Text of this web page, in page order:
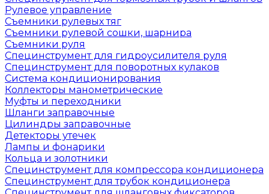
Рулевое управление
Съемники рулевых тяг
Съемники рулевой сошки, шарнира
Съемники руля
Специнструмент для гидроусилителя руля
Специнструмент для поворотных кулаков
Система кондиционирования
Коллекторы манометрические
Муфты и переходники
Шланги заправочные
Цилиндры заправочные
Детекторы утечек
Лампы и фонарики
Кольца и золотники
Специнструмент для компрессора кондиционера
Специнструмент для трубок кондиционера